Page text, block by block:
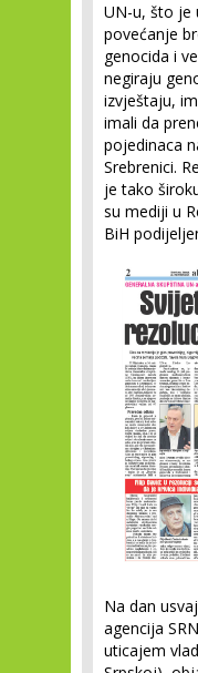
UN-u, što je
povećanje
genocida i
negiraju
izvještaju,
imali da
pojedinaca
Srebrenici.
je tako
su mediji u
BiH
Na dan
agencija
uticajem